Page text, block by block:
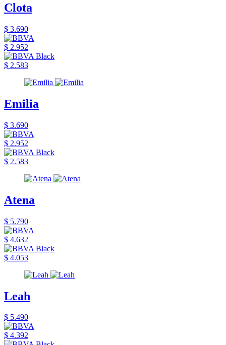
Clota
$ 3.690
$ 2.952
$ 2.583
Emilia
$ 3.690
$ 2.952
$ 2.583
Atena
$ 5.790
$ 4.632
$ 4.053
Leah
$ 5.490
$ 4.392